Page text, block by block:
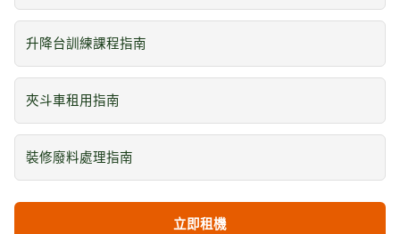
升降台訓練課程指南
夾斗車租用指南
裝修廢料處理指南
立即租機